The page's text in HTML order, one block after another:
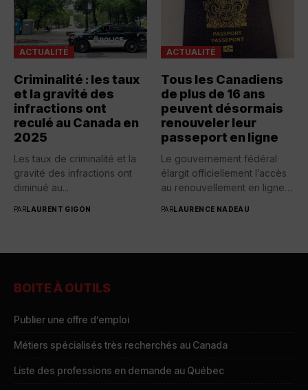
ACTUALITÉ
Criminalité : les taux
et la gravité des
infractions ont
reculé au Canada en
2025
Les taux de criminalité et la
gravité des infractions ont
diminué au...
PARLAURENT GIGON
ACTUALITÉ
Tous les Canadiens
de plus de 16 ans
peuvent désormais
renouveler leur
passeport en ligne
Le gouvernement fédéral
élargit officiellement l’accès
au renouvellement en ligne
PARLAURENCE NADEAU
BOITE À OUTILS
Publier une offre d’emploi
Métiers spécialisés très recherchés au Canada
Liste des professions en demande au Québec